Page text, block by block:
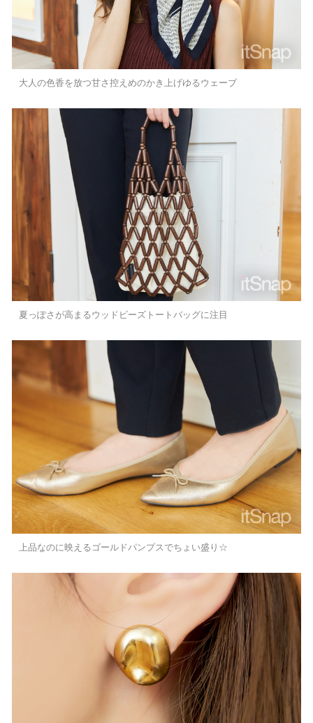
大人の色香を放つ甘さ控えめのかき上げゆるウェーブ
夏っぽさが高まるウッドビーズトートバッグに注目
上品なのに映えるゴールドパンプスでちょい盛り☆